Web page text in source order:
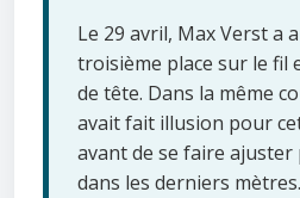
Le 29 avril, Max Verst a
troisième place sur le fil
de tête. Dans la même
avait fait illusion pour
avant de se faire ajuster
dans les derniers